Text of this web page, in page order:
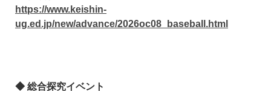
https://www.keishin-
ug.ed.jp/new/advance/2026oc08_baseball.html
◆ 総合探究イベント